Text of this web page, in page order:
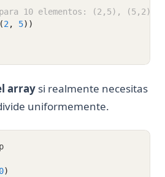
para 10 elementos: (2,5),
(2 , 5))
array si realmente necesitas
uniformemente.
)